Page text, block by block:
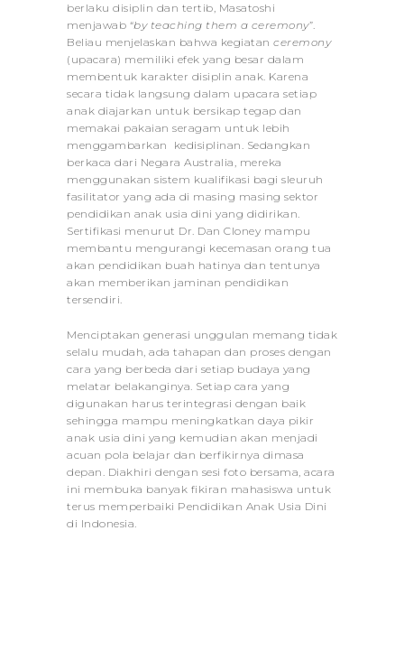
berlaku disiplin dan tertib, Masatoshi
menjawab “by teaching them a ceremony”.
Beliau menjelaskan bahwa kegiatan ceremony
(upacara) memiliki efek yang besar dalam
membentuk karakter disiplin anak. Karena
secara tidak langsung dalam upacara setiap
anak diajarkan untuk bersikap tegap dan
memakai pakaian seragam untuk lebih
menggambarkan kedisiplinan. Sedangkan
berkaca dari Negara Australia, mereka
menggunakan sistem kualifikasi bagi sleuruh
fasilitator yang ada di masing masing sektor
pendidikan anak usia dini yang didirikan.
Sertifikasi menurut Dr. Dan Cloney mampu
membantu mengurangi kecemasan orang tua
akan pendidikan buah hatinya dan tentunya
akan memberikan jaminan pendidikan
tersendiri.
Menciptakan generasi unggulan memang tidak
selalu mudah, ada tahapan dan proses dengan
cara yang berbeda dari setiap budaya yang
melatar belakanginya. Setiap cara yang
digunakan harus terintegrasi dengan baik
sehingga mampu meningkatkan daya pikir
anak usia dini yang kemudian akan menjadi
acuan pola belajar dan berfikirnya dimasa
depan. Diakhiri dengan sesi foto bersama, acara
ini membuka banyak fikiran mahasiswa untuk
terus memperbaiki Pendidikan Anak Usia Dini
di Indonesia.